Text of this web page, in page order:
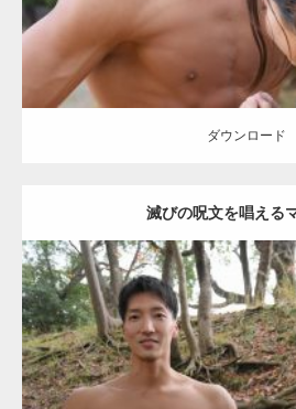
ダウンロード
滅びの呪文を唱える
Update:
Category:公園のマッチョ その他
【YouTube】マッ
ギネス世界記録…
【TV】TBS番組「
ラスが紹介されま…
TOKYO FMラジオ
で紹介さ…